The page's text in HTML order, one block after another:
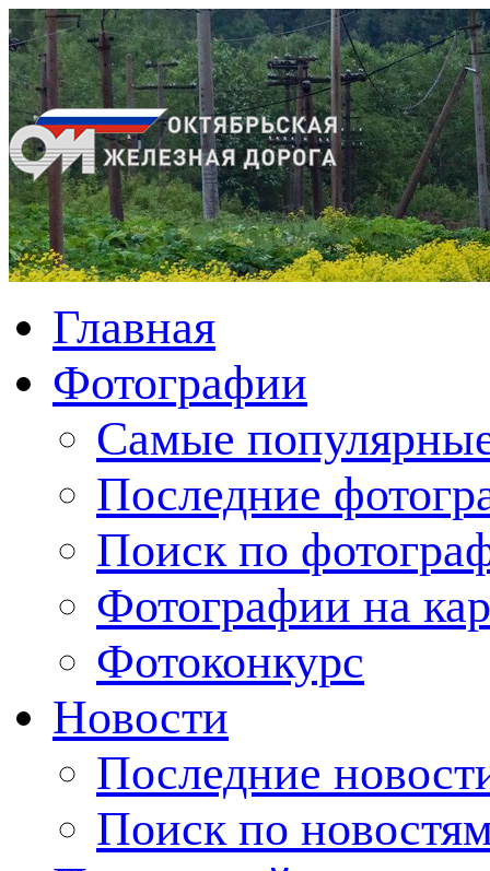
Главная
Фотографии
Cамые
Последние
Поиск по
Фотографии на
Фотоконкурс
Новости
Последние
Поиск по